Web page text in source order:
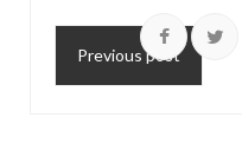
Previous post